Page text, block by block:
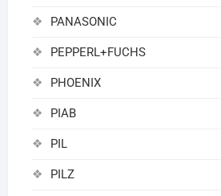
PANASONIC
PEPPERL+FUCHS
PHOENIX
PIAB
PIL
PILZ